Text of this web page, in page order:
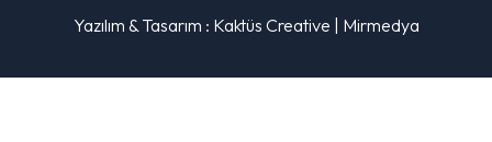
Yazılım & Tasarım : Kaktüs Creative | Mirmedya